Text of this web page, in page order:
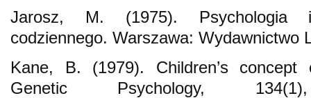
Jarosz, M. (1975). Psychologia
codziennego. Warszawa: Wydawnictwo
Kane, B. (1979). Children’s
Genetic Psychology,